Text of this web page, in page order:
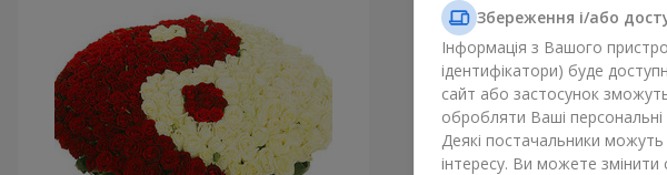
Збереження і/або
Інформація з Вашого
ідентифікатори) буде
сайт або застосунок
обробляти Ваші персональні
Деякі постачальники можуть
інтересу. Ви можете змінити